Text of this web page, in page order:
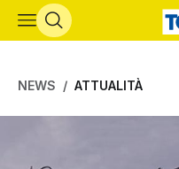
Vai al contenuto principale
NEWS ATTUALITÀ